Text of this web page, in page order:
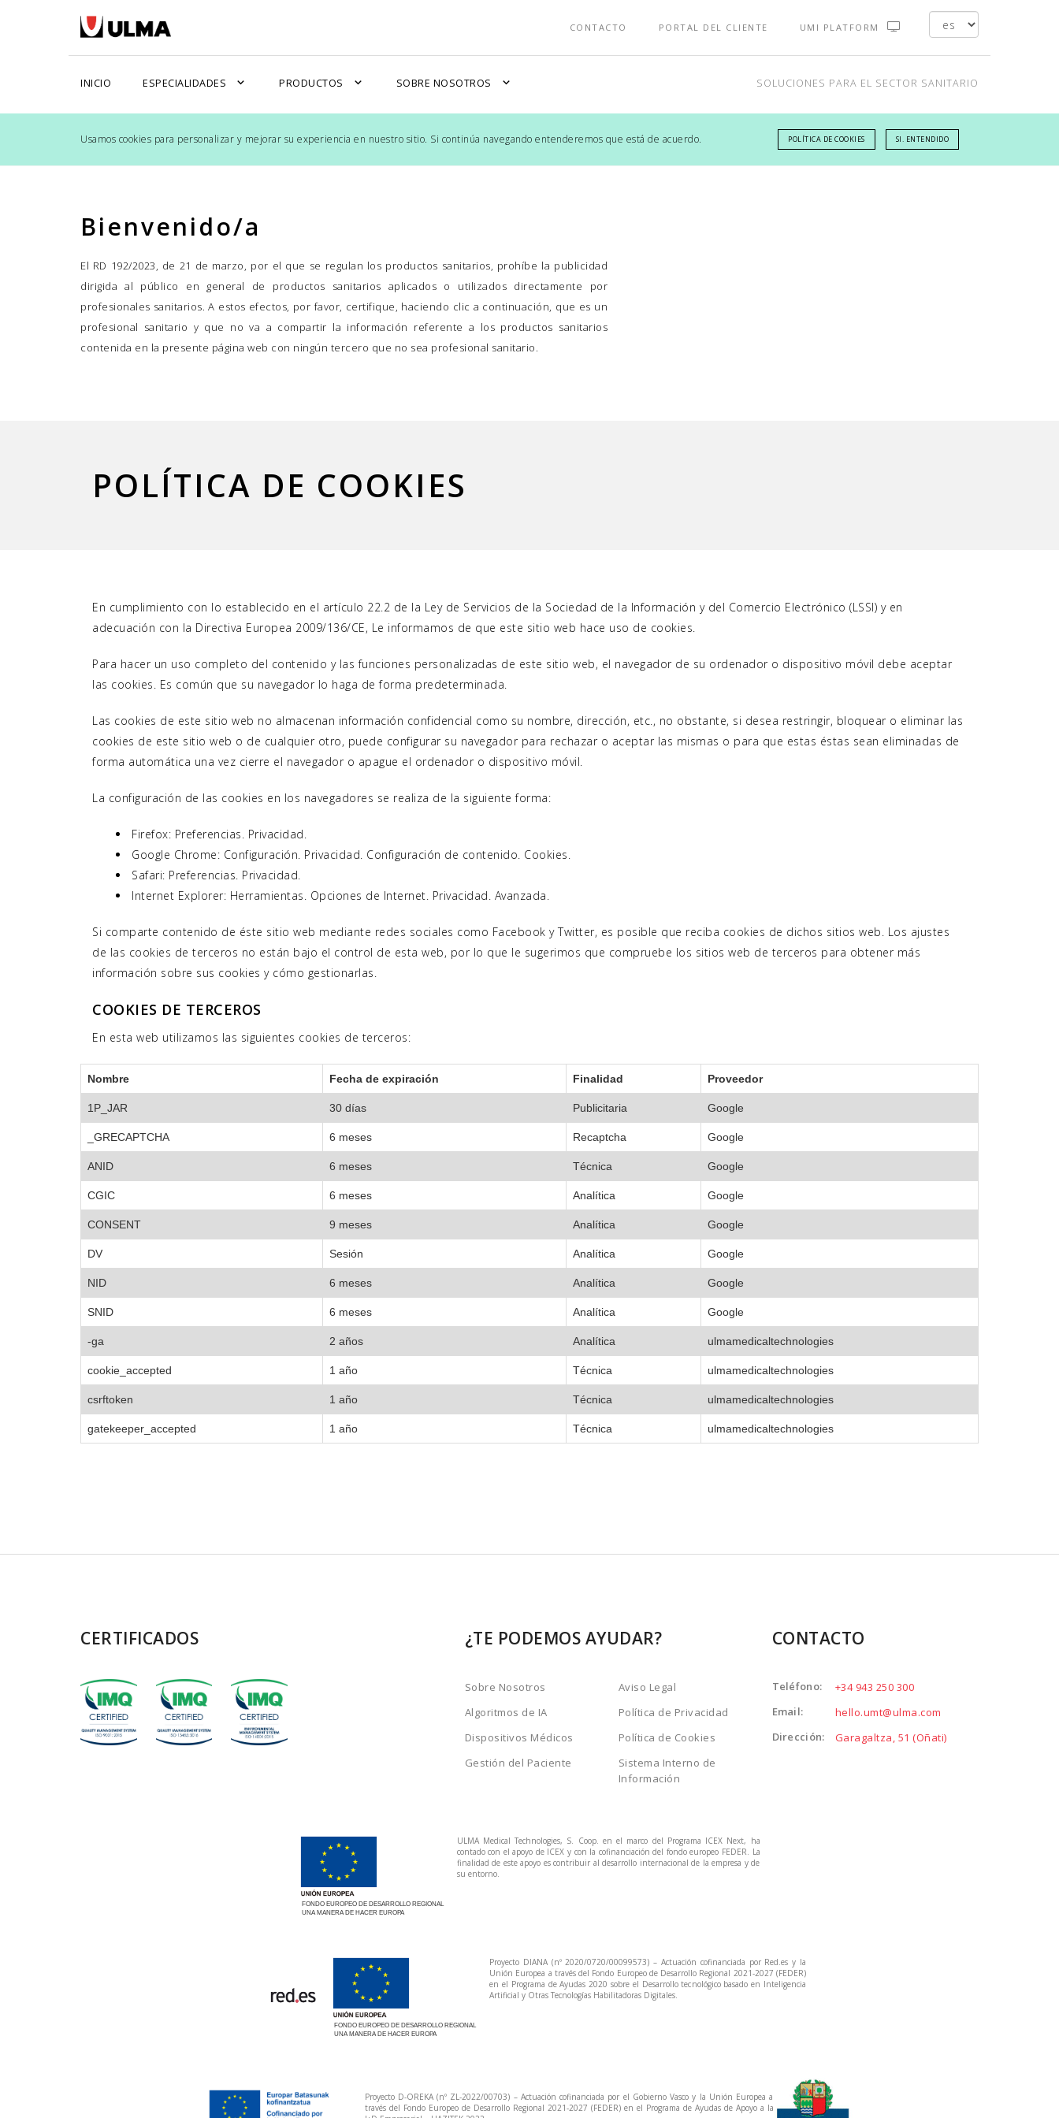
CONTACTO PORTAL DEL CLIENTE UMI PLATFORM
INICIO ESPECIALIDADES expand_more PRODUCTOS expand_more SOBRE NOSOTROS expand_more SOLUCIONES PARA EL SECTOR SANITARIO
Usamos cookies para personalizar y mejorar su experiencia en nuestro sitio. Si continúa navegando entenderemos que está de acuerdo. POLÍTICA DE COOKIES SI. ENTENDIDO
Bienvenido/a
El RD 192/2023, de 21 de marzo, por el que se regulan los productos sanitarios, prohíbe la publicidad
dirigida al público en general de productos sanitarios aplicados o utilizados directamente por
profesionales sanitarios. A estos efectos, por favor, certifique, haciendo clic a continuación, que es un
profesional sanitario y que no va a compartir la información referente a los productos sanitarios
contenida en la presente página web con ningún tercero que no sea profesional sanitario.
POLÍTICA DE COOKIES
En cumplimiento con lo establecido en el artículo 22.2 de la Ley de Servicios de la Sociedad de la Información y del Comercio Electrónico (LSSI) y en
adecuación con la Directiva Europea 2009/136/CE, Le informamos de que este sitio web hace uso de cookies.
Para hacer un uso completo del contenido y las funciones personalizadas de este sitio web, el navegador de su ordenador o dispositivo móvil debe aceptar
las cookies. Es común que su navegador lo haga de forma predeterminada.
Las cookies de este sitio web no almacenan información confidencial como su nombre, dirección, etc., no obstante, si desea restringir, bloquear o eliminar las
cookies de este sitio web o de cualquier otro, puede configurar su navegador para rechazar o aceptar las mismas o para que estas éstas sean eliminadas de
forma automática una vez cierre el navegador o apague el ordenador o dispositivo móvil.
La configuración de las cookies en los navegadores se realiza de la siguiente forma:
Firefox: Preferencias. Privacidad.
Google Chrome: Configuración. Privacidad. Configuración de contenido. Cookies.
Safari: Preferencias. Privacidad.
Internet Explorer: Herramientas. Opciones de Internet. Privacidad. Avanzada.
Si comparte contenido de éste sitio web mediante redes sociales como Facebook y Twitter, es posible que reciba cookies de dichos sitios web. Los ajustes
de las cookies de terceros no están bajo el control de esta web, por lo que le sugerimos que compruebe los sitios web de terceros para obtener más
información sobre sus cookies y cómo gestionarlas.
COOKIES DE TERCEROS
En esta web utilizamos las siguientes cookies de terceros:
Nombre Fecha de expiración Finalidad Proveedor
1P_JAR 30 días Publicitaria Google
_GRECAPTCHA 6 meses Recaptcha Google
ANID 6 meses Técnica Google
CGIC 6 meses Analítica Google
CONSENT 9 meses Analítica Google
DV Sesión Analítica Google
NID 6 meses Analítica Google
SNID 6 meses Analítica Google
-ga 2 años Analítica ulmamedicaltechnologies
cookie_accepted 1 año Técnica ulmamedicaltechnologies
csrftoken 1 año Técnica ulmamedicaltechnologies
gatekeeper_accepted 1 año Técnica ulmamedicaltechnologies
CERTIFICADOS ¿TE PODEMOS AYUDAR?
Sobre Nosotros
Algoritmos de IA
Dispositivos Médicos
Gestión del Paciente
Aviso Legal
Política de Privacidad
Política de Cookies
Sistema Interno de
Información
CONTACTO
Teléfono:
+34 943 250 300
Email:
hello.umt@ulma.com
Dirección:
Garagaltza, 51 (Oñati)
FONDO EUROPEO DE DESARROLLO REGIONAL
UNA MANERA DE HACER EUROPA
ULMA Medical Technologies, S. Coop. en el marco del Programa ICEX Next, ha
contado con el apoyo de ICEX y con la cofinanciación del fondo europeo FEDER. La
finalidad de este apoyo es contribuir al desarrollo internacional de la empresa y de
su entorno.
FONDO EUROPEO DE DESARROLLO REGIONAL
UNA MANERA DE HACER EUROPA
Proyecto DIANA (nº 2020/0720/00099573) – Actuación cofinanciada por Red.es y la
Unión Europea a través del Fondo Europeo de Desarrollo Regional 2021-2027 (FEDER)
en el Programa de Ayudas 2020 sobre el Desarrollo tecnológico basado en Inteligencia
Artificial y Otras Tecnologías Habilitadoras Digitales.
Proyecto D-OREKA (nº ZL-2022/00703) – Actuación cofinanciada por el Gobierno Vasco y la Unión Europea a
través del Fondo Europeo de Desarrollo Regional 2021-2027 (FEDER) en el Programa de Ayudas de Apoyo a la